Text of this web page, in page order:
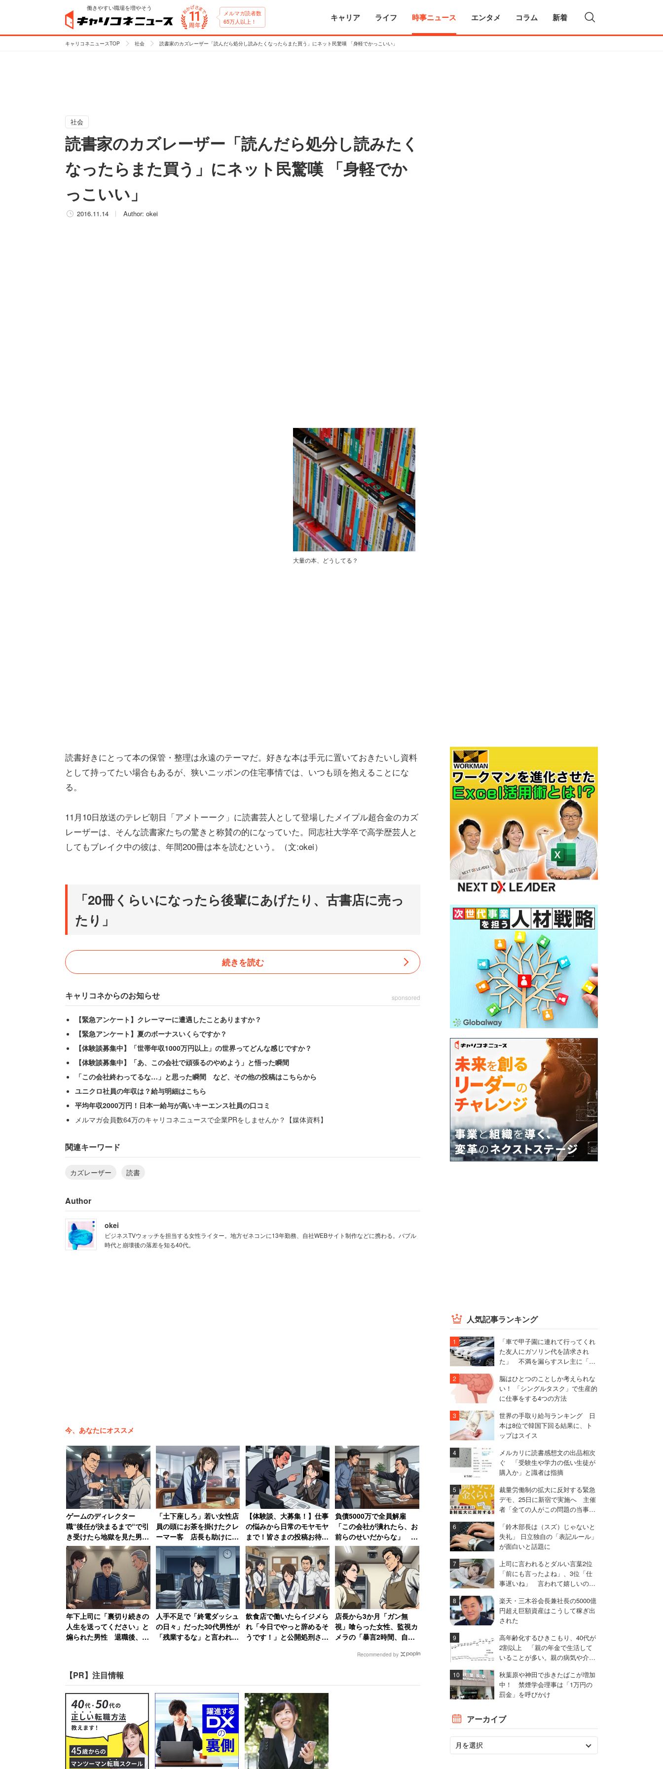
働きやすい職場を増やそう
メルマガ読者数
65万人以上！
キャリア ライフ 時事ニュース エンタメ コラム 新着
キャリコネニュースTOP 社会 読書家のカズレーザー「読んだら処分し読みたくなったらまた買う」にネット民驚嘆 「身軽でかっこいい」
社会
読書家のカズレーザー「読んだら処分し読みたく
なったらまた買う」にネット民驚嘆 「身軽でか
っこいい」
2016.11.14 Author: okei
大量の本、どうしてる？
読書好きにとって本の保管・整理は永遠のテーマだ。好きな本は手元に置いておきたいし資料
として持ってたい場合もあるが、狭いニッポンの住宅事情では、いつも頭を抱えることにな
る。
11月10日放送のテレビ朝日「アメトーーク」に読書芸人として登場したメイプル超合金のカズ
レーザーは、そんな読書家たちの驚きと称賛の的になっていた。同志社大学卒で高学歴芸人と
してもブレイク中の彼は、年間200冊は本を読むという。（文:okei）
「20冊くらいになったら後輩にあげたり、古書店に売っ
たり」
披露。又吉は、「絶対あるけど見つからないからまた買う」「売りに行ったことはないです
ね」と話し、光浦も「作家さんに失礼だから売れない」と明かす。
で、40センチほど積みあげているだけ。
「20冊くらいになったら後輩にあげたり、古書店に売ったりする。読み終わった
う、2段構えでかっこいい発言だ。近年はネットで古書を安値で買えることもあり、自分が好
きな本が1円で売っていたりすると心底ガッカリする。作家本人はさらにガッカリしているは
ずなので、歓迎される姿勢だ。
「絶版だったらどうするんだ」「お金に余裕がある人は
ありかもね」という声も
ネットでも「考え方にとても共感する」「身軽でかっこいい」など話題になり、ツイートはト
ゥギャッターにもまとめられた。しかし、コメントは称賛ばかりではなく「買いたいときに買
える本ばかりじゃない」という意見も多かった。
「絶版になって版元にもなく、復刊予定もなく、流通在庫もないから、古本屋巡
「確かに年間数百冊レベルだと物理量が洒落にならないんでそうしたい…だが現
実問題恐らく今の自分の蔵書の8割は絶版か品切れ重版予定無し、とかだろう。専
門書とかは重版しないことのほうが恐らく多い」
と嘆く人や、中には「2度と読まなくていい本しか読んでないんだろ」というツッコミも。
続きを読む
キャリコネからのお知らせ sponsored
【緊急アンケート】クレーマーに遭遇したことありますか？
【緊急アンケート】夏のボーナスいくらですか？
【体験談募集中】「世帯年収1000万円以上」の世界ってどんな感じですか？
【体験談募集中】「あ、この会社で頑張るのやめよう」と悟った瞬間
「この会社終わってるな…」と思った瞬間 など、その他の投稿はこちらから
ユニクロ社員の年収は？給与明細はこちら
平均年収2000万円！日本一給与が高いキーエンス社員の口コミ
メルマガ会員数64万のキャリコネニュースで企業PRをしませんか？【媒体資料】
関連キーワード
カズレーザー 読書
Author
okei
ビジネスTVウォッチを担当する女性ライター。地方ゼネコンに13年勤務、自社WEBサイト制作などに携わる。バブル
時代と崩壊後の落差を知る40代。
今、あなたにオススメ
ゲームのディレクター
職“後任が決まるまで“で引
き受けたら地獄を見た男
性 Pに罵倒されメンタル
崩壊、自宅にも押しかけら
れ「恐ろしい経験でした」
「土下座しろ」若い女性店
員の頭にお茶を掛けたクレ
ーマー客 店長も助けに入
らず女性は「もうこんな会
社辞めてやる」
【体験談、大募集！】仕事
の悩みから日常のモヤモヤ
まで！皆さまの投稿お待ち
しております
負債5000万で全員解雇
「この会社が潰れたら、お
前らのせいだからな」 社
長の責任転嫁に絶句【前
編】
年下上司に「裏切り続きの
人生を送ってください」と
煽られた男性 退職後、元
人手不足で「終電ダッシュ
の日々」だった30代男性が
「残業するな」と言われた
飲食店で働いたらイジメら
れ「今日でやっと辞めるそ
うです！」と公開処刑され
店長から3か月「ガン無
視」喰らった女性、監視カ
メラの「暴言2時間、自転
店長はクビ、その後店も潰
Recommended by
【PR】注目情報
人気記事ランキング
「車で甲子園に連れて行ってくれ
た友人にガソリン代を請求され
た」 不満を漏らすスレ主に「言
脳はひとつのことしか考えられな
い！ 「シングルタスク」で生産的
に仕事をする4つの方法
世界の手取り給与ランキング 日
本は8位で韓国下回る結果に、ト
ップはスイス
メルカリに読書感想文の出品相次
ぐ 「受験生や学力の低い生徒が
購入か」と識者は指摘
裁量労働制の拡大に反対する緊急
デモ、25日に新宿で実施へ 主催
者「全ての人がこの問題の当事者
「鈴木部長は（スズ）じゃないと
失礼」 日立独自の「表記ルール」
が面白いと話題に
上司に言われるとダルい言葉2位
「前にも言ったよね」、3位「仕
事遅いね」 言われて嬉しいのは
楽天・三木谷会長兼社長の5000億
円超え巨額資産はこうして稼ぎ出
された
高年齢化するひきこもり、40代が
2割以上 「親の年金で生活して
いることが多い。親の病気や介護
秋葉原や神田で歩きたばこが増加
中！ 禁煙学会理事は「1万円の
罰金」を呼びかけ
アーカイブ